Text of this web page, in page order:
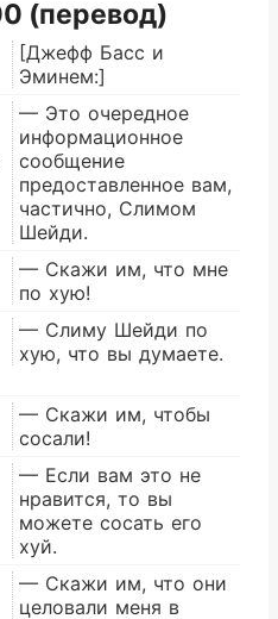
(перевод)
[Джефф Басс и
Эминем:]
— Это очередное
информационное
сообщение
предоставленное вам,
частично, Слимом
Шейди.
— Скажи им, что мне
по хую!
— Слиму Шейди по
хую, что вы думаете.
— Скажи им, чтобы
сосали!
— Если вам это не
нравится, то вы
можете сосать его
хуй.
— Скажи им, что они
целовали меня в